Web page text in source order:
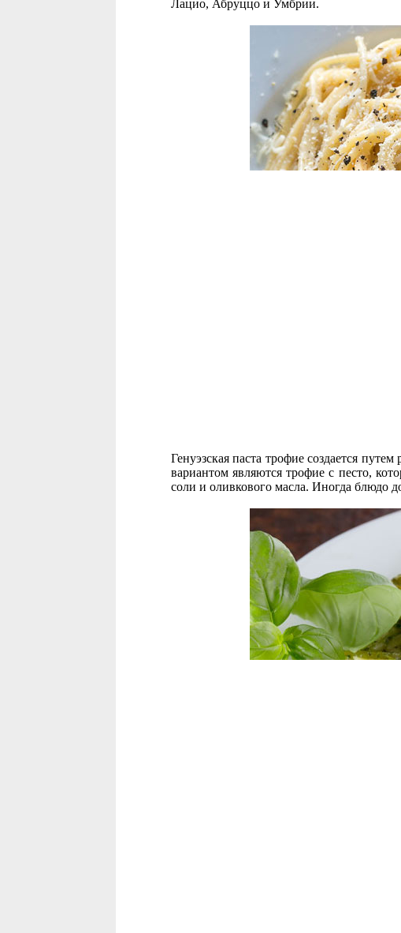
Лацио, Абруццо и Умбрии.
Генуэзская паста трофие создается
вариантом являются трофие с песто,
соли и оливкового масла. Иногда блюдо